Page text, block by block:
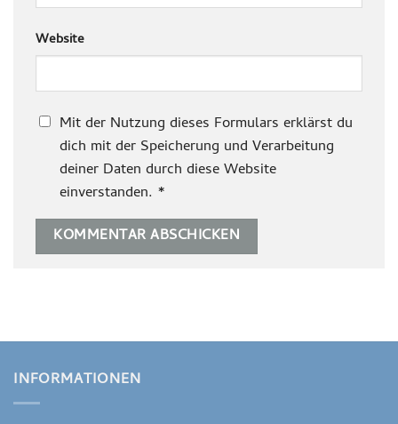
Website
Mit der Nutzung dieses Formulars erklärst du
dich mit der Speicherung und Verarbeitung
deiner Daten durch diese Website
einverstanden. *
INFORMATIONEN